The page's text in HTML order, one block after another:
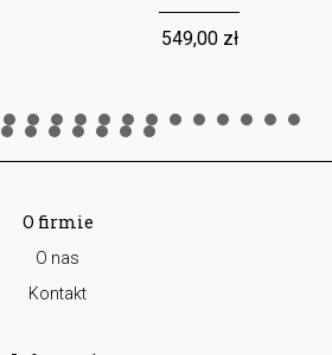
549,00 zł
O firmie
O nas
Kontakt